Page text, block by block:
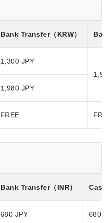
Bank Transfer（KRW）
1,300 JPY
1,980 JPY
FREE
Bank Transfer（INR）
680 JPY 680